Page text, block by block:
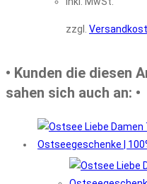
zzgl.
• Kunden die diesen
sahen sich auch an: •